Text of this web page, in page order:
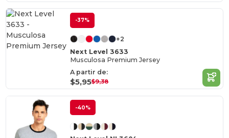
-37%
+2
Next Level 3633
Musculosa Premium Jersey
A partir de:
$5,95$9,38
-40%